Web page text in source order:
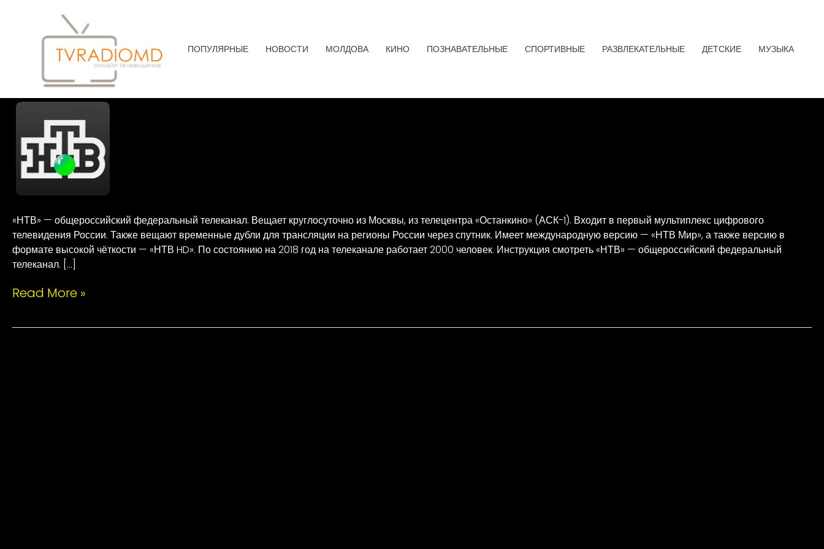
содержимому
ПОПУЛЯРНЫЕ НОВОСТИ МОЛДОВА КИНО ПОЗНАВАТЕЛЬНЫЕ СПОРТИВНЫЕ РАЗВЛЕКАТЕЛЬНЫЕ ДЕТСКИЕ МУЗЫКА
«НТВ» — общероссийский федеральный телеканал. Вещает круглосуточно из Москвы, из телецентра «Останкино» (АСК-1). Входит в первый мультиплекс цифрового
телевидения России. Также вещают временные дубли для трансляции на регионы России через спутник. Имеет международную версию — «НТВ Мир», а также версию в
формате высокой чёткости — «НТВ HD». По состоянию на 2018 год на телеканале работает 2000 человек. Инструкция смотреть «НТВ» — общероссийский федеральный
телеканал. […]
НТВ
Read More »